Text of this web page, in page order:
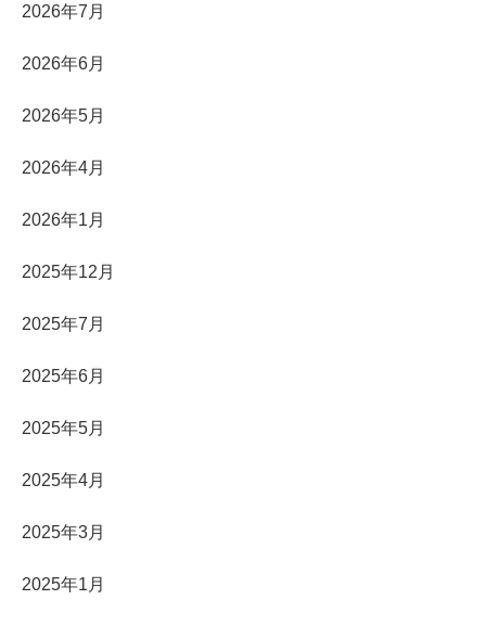
2026年7月
2026年6月
2026年5月
2026年4月
2026年1月
2025年12月
2025年7月
2025年6月
2025年5月
2025年4月
2025年3月
2025年1月